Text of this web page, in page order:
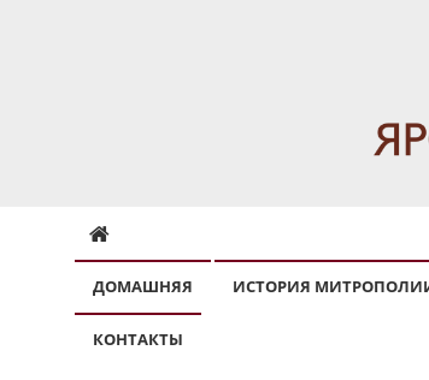
ДОМАШНЯЯ ИСТОРИЯ
КОНТАКТЫ